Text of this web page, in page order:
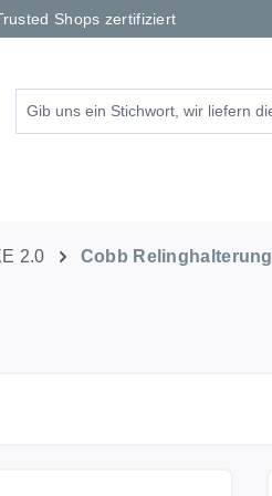
Shops zertifiziert
2.0 Cobb Relinghalterung